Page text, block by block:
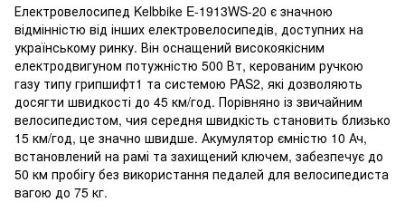
Електровелосипед Kelbbike E-1913WS-20 є значною
відмінністю від інших електровелосипедів, доступних на
українському ринку. Він оснащений високоякісним
електродвигуном потужністю 500 Вт, керованим ручкою
газу типу грипшифт1 та системою PAS2, які дозволяють
досягти швидкості до 45 км/год. Порівняно із звичайним
велосипедистом, чия середня швидкість становить близько
15 км/год, це значно швидше. Акумулятор ємністю 10 Ач,
встановлений на рамі та захищений ключем, забезпечує до
50 км пробігу без використання педалей для велосипедиста
вагою до 75 кг.